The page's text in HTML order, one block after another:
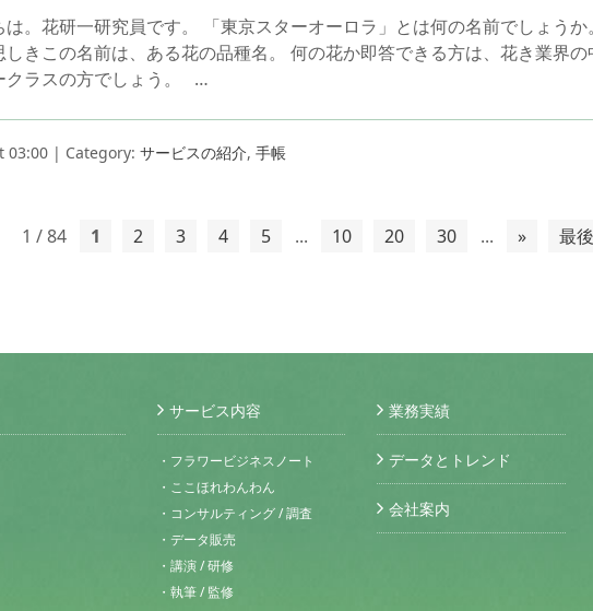
は。花研一研究員です。 「東京スターオーロラ」とは何の名前でしょうか
しきこの名前は、ある花の品種名。 何の花か即答できる方は、花き業界の
クラスの方でしょう。 …
03:00 | Category: サービスの紹介, 手帳
1 / 84 1 2 3 4 5 ... 10 20 30 ... » 最
サービス内容
・フラワービジネスノート
・ここほれわんわん
・コンサルティング / 調査
・データ販売
・講演 / 研修
・執筆 / 監修
業務実績
データとトレンド
会社案内